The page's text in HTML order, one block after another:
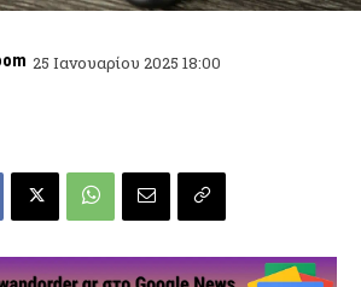
25 Ιανουαρίου 2025 18:00